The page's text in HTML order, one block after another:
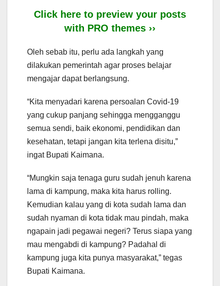
Click here to preview your posts
with PRO themes ››
Oleh sebab itu, perlu ada langkah yang
dilakukan pemerintah agar proses belajar
mengajar dapat berlangsung.
“Kita menyadari karena persoalan Covid-19
yang cukup panjang sehingga mengganggu
semua sendi, baik ekonomi, pendidikan dan
kesehatan, tetapi jangan kita terlena disitu,”
ingat Bupati Kaimana.
“Mungkin saja tenaga guru sudah jenuh karena
lama di kampung, maka kita harus rolling.
Kemudian kalau yang di kota sudah lama dan
sudah nyaman di kota tidak mau pindah, maka
ngapain jadi pegawai negeri? Terus siapa yang
mau mengabdi di kampung? Padahal di
kampung juga kita punya masyarakat,” tegas
Bupati Kaimana.